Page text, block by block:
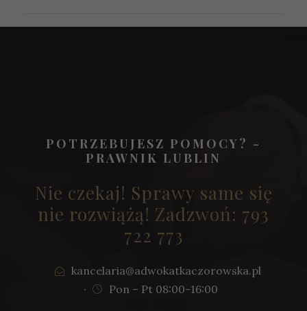
POTRZEBUJESZ POMOCY? -
PRAWNIK LUBLIN
Nie czekaj! Sprawy same się
nie rozwiążą! Zadzwoń: 793
722 773
kancelaria@adwokatkaczorowska.pl
·
Pon – Pt 08:00-16:00